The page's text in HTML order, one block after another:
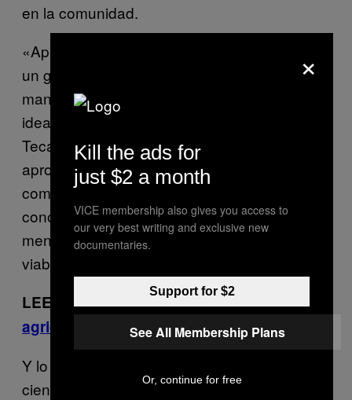
en la comunidad.
«Aprovechamos los contactos de Rodrigo;
un güey que fue su compañero en el ITAM
manejaba una empresa de tiempo aire y su
idea era instalar antenas en las tienditas en
Tecámac», me cuenta Nico. «Entonces
aprovechamos su presencia en las
comunidades para visitar a los tenderos,
conocerlos, conocer sus necesidades, su
mente y actitud para saber si el proyecto era
viable»
LEER MÁS:Por qué es tan difícil ser
agricultor orgánico en México.
Y lo fue. El éxito se traduce en el 20 por
ciento de crecimiento en ventas para los
×
Kill the ads for
just $2 a month
VICE membership also gives you access to
our very best writing and exclusive new
documentaries.
Support for $2
See All Membership Plans
Or, continue for free